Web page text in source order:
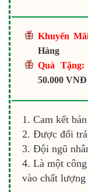
Khuyến
Hàng
Quà Tặng:
50.000
Cam kết
Được đổi
Đội ngũ
Là một
vào chất lượng